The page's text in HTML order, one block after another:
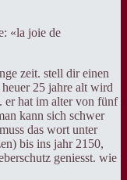
«la joie de
zeit. stell dir einen
25 jahre alt wird
er hat im alter von fünf
kann sich schwer
das wort unter
bis ins jahr 2150,
geniesst. wie